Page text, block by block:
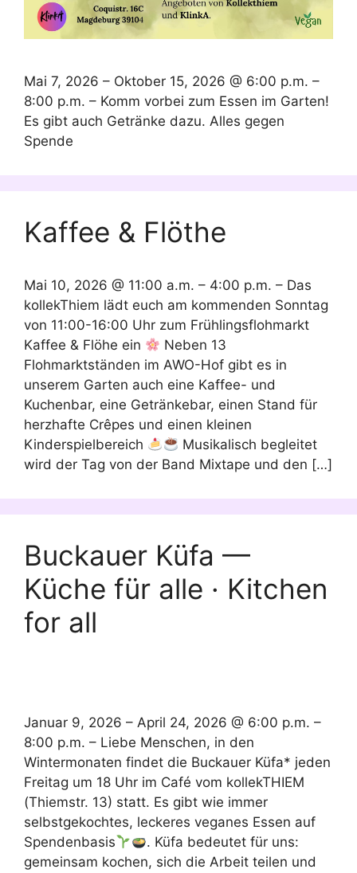
Mai 7, 2026 – Oktober 15, 2026 @ 6:00 p.m. –
8:00 p.m. – Komm vorbei zum Essen im Garten!
Es gibt auch Getränke dazu. Alles gegen
Spende
Kaffee & Flöthe
Mai 10, 2026 @ 11:00 a.m. – 4:00 p.m. – Das
kollekThiem lädt euch am kommenden Sonntag
von 11:00-16:00 Uhr zum Frühlingsflohmarkt
Kaffee & Flöhe ein
Neben 13
Flohmarktständen im AWO-Hof gibt es in
unserem Garten auch eine Kaffee- und
Kuchenbar, eine Getränkebar, einen Stand für
herzhafte Crêpes und einen kleinen
Kinderspielbereich
Musikalisch begleitet
wird der Tag von der Band Mixtape und den […]
Buckauer Küfa —
Küche für alle · Kitchen
for all
Januar 9, 2026 – April 24, 2026 @ 6:00 p.m. –
8:00 p.m. – Liebe Menschen, in den
Wintermonaten findet die Buckauer Küfa* jeden
Freitag um 18 Uhr im Café vom kollekTHIEM
(Thiemstr. 13) statt. Es gibt wie immer
selbstgekochtes, leckeres veganes Essen auf
Spendenbasis
. Küfa bedeutet für uns:
gemeinsam kochen, sich die Arbeit teilen und